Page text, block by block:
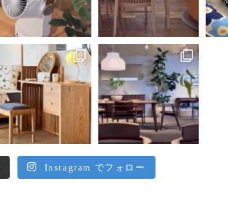
Instagram でフォロー